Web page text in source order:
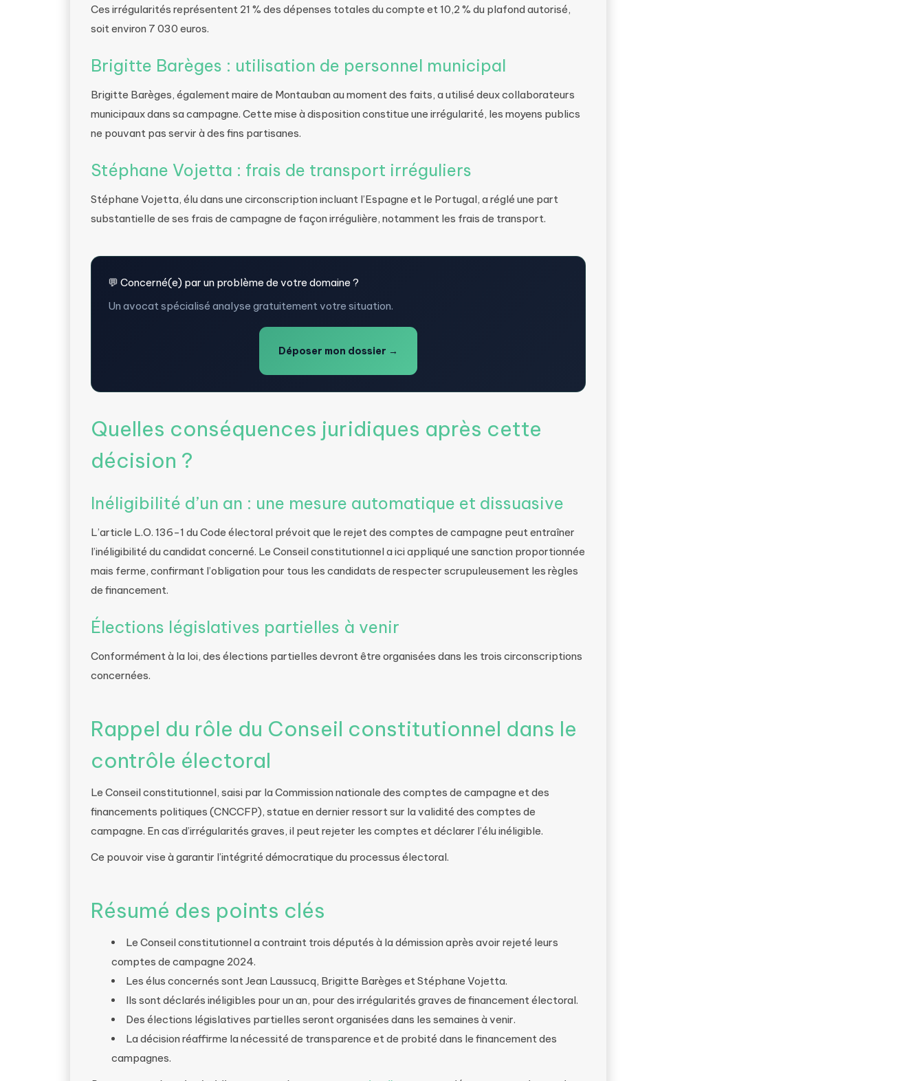
Ces irrégularités représentent 21 % des dépenses totales du compte et 10,2 % du plafond autorisé,
soit environ 7 030 euros.
Brigitte Barèges : utilisation de personnel municipal
Brigitte Barèges, également maire de Montauban au moment des faits, a utilisé deux collaborateurs
municipaux dans sa campagne. Cette mise à disposition constitue une irrégularité, les moyens publics
ne pouvant pas servir à des fins partisanes.
Stéphane Vojetta : frais de transport irréguliers
Stéphane Vojetta, élu dans une circonscription incluant l’Espagne et le Portugal, a réglé une part
substantielle de ses frais de campagne de façon irrégulière, notamment les frais de transport.
💬 Concerné(e) par un problème de votre domaine ?
Un avocat spécialisé analyse gratuitement votre situation.
Déposer mon dossier →
Quelles conséquences juridiques après cette
décision ?
Inéligibilité d’un an : une mesure automatique et dissuasive
L’article L.O. 136-1 du Code électoral prévoit que le rejet des comptes de campagne peut entraîner
l’inéligibilité du candidat concerné. Le Conseil constitutionnel a ici appliqué une sanction proportionnée
mais ferme, confirmant l’obligation pour tous les candidats de respecter scrupuleusement les règles
de financement.
Élections législatives partielles à venir
Conformément à la loi, des élections partielles devront être organisées dans les trois circonscriptions
concernées.
Rappel du rôle du Conseil constitutionnel dans le
contrôle électoral
Le Conseil constitutionnel, saisi par la Commission nationale des comptes de campagne et des
financements politiques (CNCCFP), statue en dernier ressort sur la validité des comptes de
campagne. En cas d’irrégularités graves, il peut rejeter les comptes et déclarer l’élu inéligible.
Ce pouvoir vise à garantir l’intégrité démocratique du processus électoral.
Résumé des points clés
Le Conseil constitutionnel a contraint trois députés à la démission après avoir rejeté leurs
comptes de campagne 2024.
Les élus concernés sont Jean Laussucq, Brigitte Barèges et Stéphane Vojetta.
Ils sont déclarés inéligibles pour un an, pour des irrégularités graves de financement électoral.
Des élections législatives partielles seront organisées dans les semaines à venir.
La décision réaffirme la nécessité de transparence et de probité dans le financement des
campagnes.